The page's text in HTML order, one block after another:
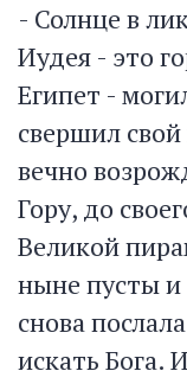
- Солнце в
Иудея - это
Египет -
свершил
вечно
Гору, до
Великой
ныне пусты и
снова
искать